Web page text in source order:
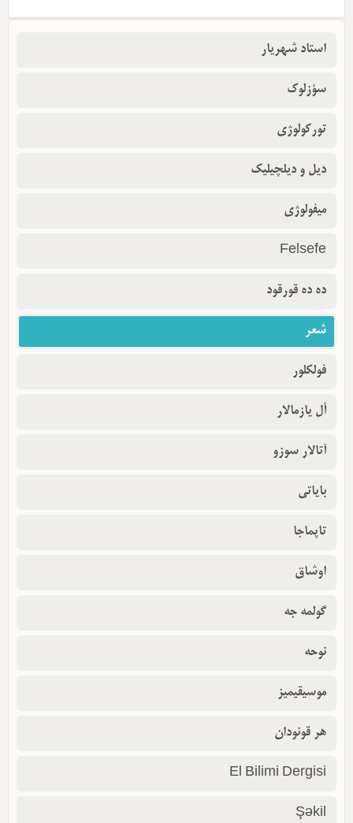
استاد شهریار
سؤزلوک
تورکولوژی
دیل و دیلچیلیک
میفولوژی
Felsefe
ده ده قورقود
شعر
فولکلور
أل یازمالار
آتالار سوزو
بایاتی
تاپماجا
اوشاق
گولمه جه
نوحه
موسیقیمیز
هر قونودان
El Bilimi Dergisi
Şəkil